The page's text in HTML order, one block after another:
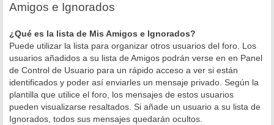
Amigos e Ignorados
¿Qué es la lista de Mis Amigos e Ignorados?
Puede utilizar la lista para organizar otros usuarios del foro. Los
usuarios añadidos a su lista de Amigos podrán verse en en Panel
de Control de Usuario para un rápido acceso a ver si están
identificados y poder así enviarles un mensaje privado. Según la
plantilla que utilice el foro, los mensajes de estos usuarios
pueden visualizarse resaltados. Si añade un usuario a su lista de
Ignorados, todos sus mensajes quedarán ocultos.